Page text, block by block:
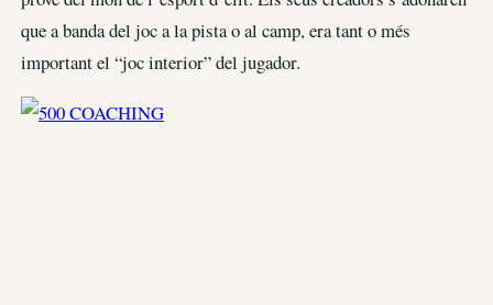
que a banda del joc a la pista o al camp, era tant o més
important el “joc interior” del jugador.